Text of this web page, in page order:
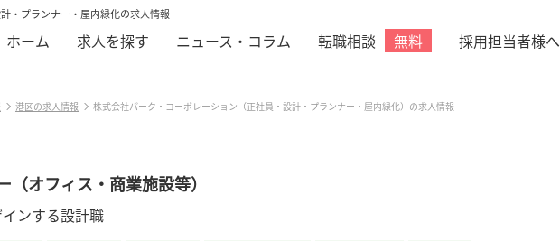
・プランナー・屋内緑化の求人情報
ホーム 求人を探す ニュース・コラム 転職相談 無料 採用担当者様へ
港区の求人情報 株式会社パーク・コーポレーション（正社員・設計・プランナー・屋内緑化）の求人情報
オフィス・商業施設等）
ンする設計職